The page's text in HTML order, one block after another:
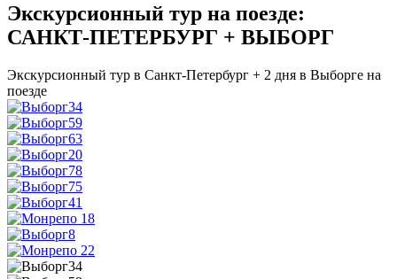
Экскурсионный тур на поезде:
САНКТ-ПЕТЕРБУРГ + ВЫБОРГ
Экскурсионный тур в Санкт-Петербург + 2 дня в Выборге на
поезде